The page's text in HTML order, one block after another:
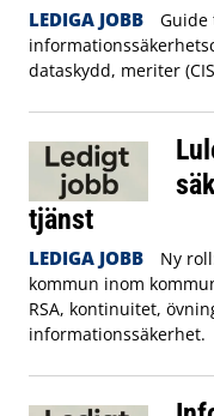
LEDIGA JOBB
Guide
dataskydd, meriter
tjänst
LEDIGA JOBB
Ny
kommun inom
RSA, kontinuitet,
informationssäkerhet.